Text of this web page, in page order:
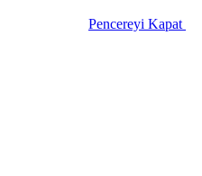
Pencereyi Kapat